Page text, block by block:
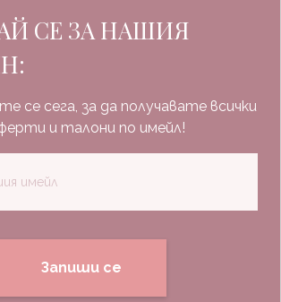
СЕ ЗА НАШИЯ
се сега, за да получавате всички
и талони по имейл!
Запиши се